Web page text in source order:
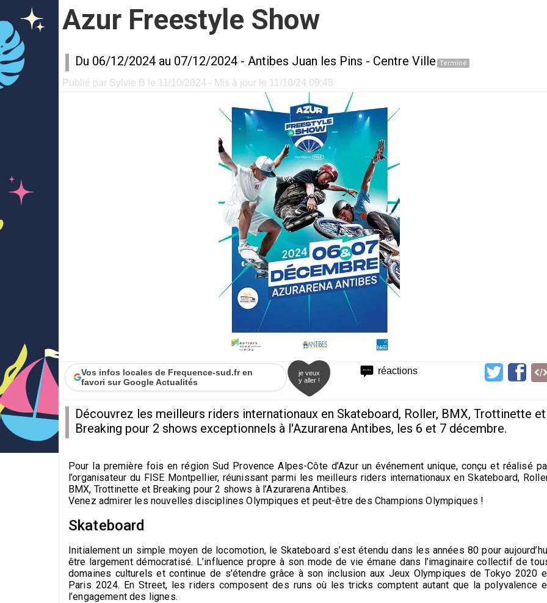
Azur Freestyle Show
Du 06/12/2024 au 07/12/2024 - Antibes Juan les Pins - Centre Ville Terminé
Publié par Sylvie B le 11/10/2024 - Mis à jour le 11/10/24 09:48
réactions
Vos infos locales de Frequence-sud.fr en
favori sur Google Actualités
je veux
y aller !
Découvrez les meilleurs riders internationaux en Skateboard, Roller, BMX, Trottinette et
Breaking pour 2 shows exceptionnels à l'Azurarena Antibes, les 6 et 7 décembre.
Pour la première fois en région Sud Provence Alpes-Côte d’Azur un événement unique, conçu et réalisé
l’organisateur du FISE Montpellier, réunissant parmi les meilleurs riders internationaux en Skateboard,
BMX, Trottinette et Breaking pour 2 shows à l’Azurarena Antibes.
Venez admirer les nouvelles disciplines Olympiques et peut-être des Champions Olympiques !
Skateboard
Initialement un simple moyen de locomotion, le Skateboard s’est étendu dans les années 80 pour
être largement démocratisé. L’influence propre à son mode de vie émane dans l’imaginaire collectif de
domaines culturels et continue de s’étendre grâce à son inclusion aux Jeux Olympiques de Tokyo 2020
Paris 2024. En Street, les riders composent des runs où les tricks comptent autant que la polyvalence
l’engagement des lignes.